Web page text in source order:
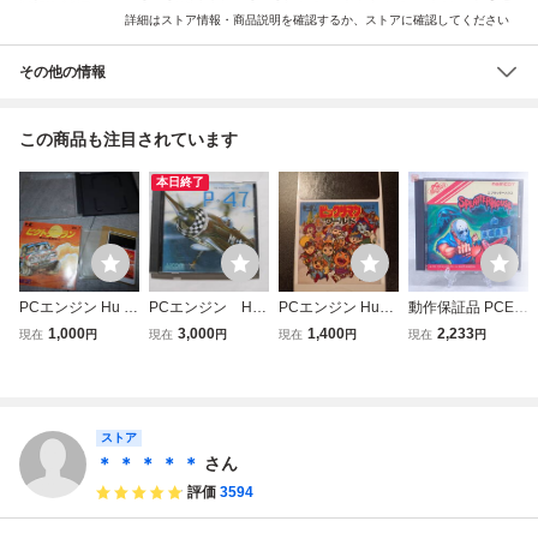
詳細はストア情報・商品説明を確認するか、ストアに確認してください
その他の情報
この商品も注目されています
PCエンジン Hu C
ARD カード ビク
現在 1,000円
本日終了
PCエンジン Hu
カード P-47
現在 3,000円
PCエンジン Huカ
ード ビックリマン
現在 1,400円
動作保証品 PCE P
Cエンジン Huカー
現在 2,233円
ストア
＊ ＊ ＊ ＊ ＊ さん
評価 3594